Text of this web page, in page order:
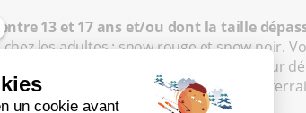
entre 13 et 17 ans et/ou dont la taille
les adultes : snow rouge et snow noir.
qui offre un maximum de confort pour
un maximum de plaisir sur tous les